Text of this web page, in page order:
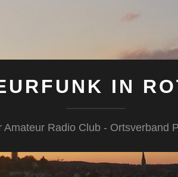
IN
Amateur Radio Club - Ortsverband